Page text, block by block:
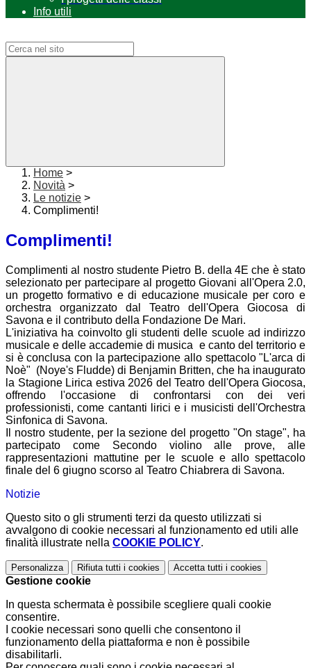
Info utili
Home >
Novità >
Le notizie >
Complimenti!
Complimenti!
Complimenti al nostro studente Pietro B. della 4E che è stato
selezionato per partecipare al progetto Giovani all'Opera 2.0,
un progetto formativo e di educazione musicale per coro e
orchestra organizzato dal Teatro dell'Opera Giocosa di
Savona e il contributo della Fondazione De Mari.
L'iniziativa ha coinvolto gli studenti delle scuole ad indirizzo
musicale e delle accademie di musica e canto del territorio e
si è conclusa con la partecipazione allo spettacolo " L'arca di
Noè" (Noye's Fludde) di Benjamin Britten, che ha inaugurato
la Stagione Lirica estiva 2026 del Teatro dell'Opera Giocosa,
offrendo
l'occasione di confrontarsi con dei veri
professionisti, come cantanti lirici e i musicisti dell'Orchestra
Sinfonica di Savona.
Il nostro studente, per la sezione del progetto "On stage", ha
partecipato come Secondo violinoalle prove, alle
rappresentazioni mattutine per le scuole e allo spettacolo
finale del 6 giugno scorso al Teatro Chiabrera di Savona.
Notizie
Questo sito o gli strumenti terzi da questo utilizzati si
avvalgono di cookie necessari al funzionamento ed utili alle
finalità illustrate nella COOKIE POLICY.
Personalizza Rifiuta tutti i cookies Accetta tutti i cookies
Gestione cookie
In questa schermata è possibile scegliere quali cookie
consentire.
I cookie necessari sono quelli che consentono il
funzionamento della piattaforma e non è possibile
disabilitarli.